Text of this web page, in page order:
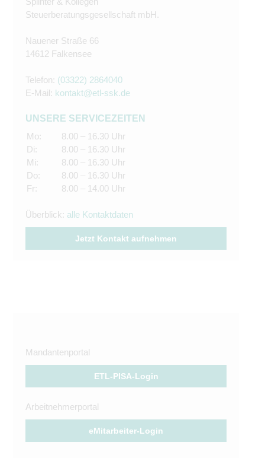
Steuerberatungsgesellschaft mbH.
Nauener Straße 66
14612 Falkensee
Telefon: (03322) 2864040
E-Mail: kontakt@etl-ssk.de
UNSERE SERVICEZEITEN
Mo:
Di:
Mi:
Do:
Fr:
8.00 – 16.30 Uhr
8.00 – 16.30 Uhr
8.00 – 16.30 Uhr
8.00 – 16.30 Uhr
8.00 – 14.00 Uhr
Überblick: alle Kontaktdaten
Jetzt Kontakt aufnehmen
Mandantenportal
ETL-PISA-Login
Arbeitnehmerportal
eMitarbeiter-Login